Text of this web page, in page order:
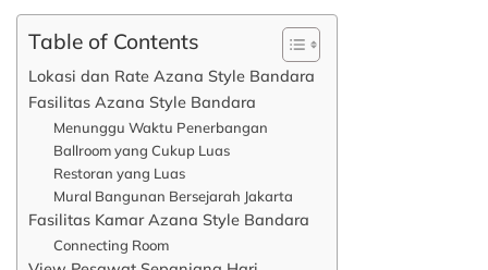
Table of Contents
Lokasi dan Rate Azana Style Bandara
Fasilitas Azana Style Bandara
Menunggu Waktu Penerbangan
Ballroom yang Cukup Luas
Restoran yang Luas
Mural Bangunan Bersejarah Jakarta
Fasilitas Kamar Azana Style Bandara
Connecting Room